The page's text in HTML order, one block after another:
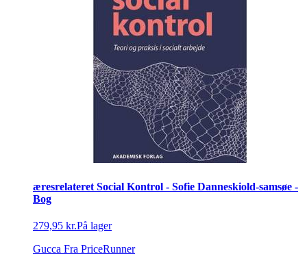
æresrelateret Social Kontrol - Sofie Danneskiold-samsøe -
Bog
279,95 kr.På lager
Gucca Fra PriceRunner